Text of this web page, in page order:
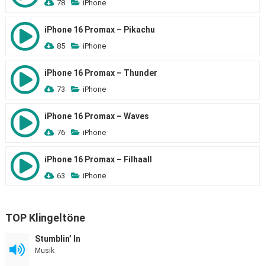
78 iPhone
iPhone 16 Promax – Pikachu
85 iPhone
iPhone 16 Promax – Thunder
73 iPhone
iPhone 16 Promax – Waves
76 iPhone
iPhone 16 Promax – Filhaall
63 iPhone
TOP Klingeltöne
Stumblin’ In
Musik